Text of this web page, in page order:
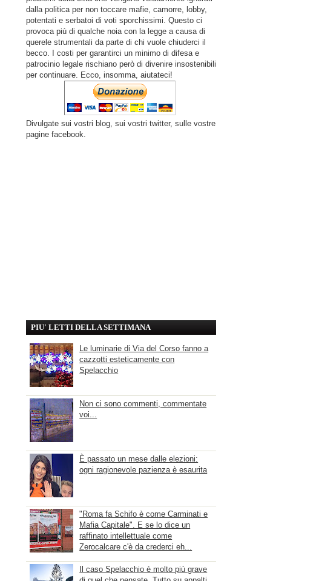
dalla politica per non toccare mafie, camorre, lobby,
potentati e serbatoi di voti sporchissimi. Questo ci
provoca più di qualche noia con la legge a causa di
querele strumentali da parte di chi vuole chiuderci il
becco. I costi per garantirci un minimo di difesa e
patrocinio legale rischiano però di divenire insostenibili
per continuare. Ecco, insomma, aiutateci!
Divulgate sui vostri blog, sui vostri twitter, sulle vostre
pagine facebook.
PIU' LETTI DELLA SETTIMANA
Le luminarie di Via del Corso fanno a
cazzotti esteticamente con
Spelacchio
Non ci sono commenti, commentate
voi...
È passato un mese dalle elezioni:
ogni ragionevole pazienza è esaurita
"Roma fa Schifo è come Carminati e
Mafia Capitale". E se lo dice un
raffinato intellettuale come
Zerocalcare c'è da crederci eh...
Il caso Spelacchio è molto più grave